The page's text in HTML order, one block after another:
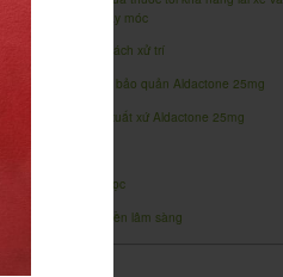
vận hành máy móc
Quá liều và cách xử trí
Hạn dùng và bảo quản Aldactone 25mg
Nguồn gốc, xuất xứ Aldactone 25mg
Dược động học
Nghiên cứu tiền lâm sàng